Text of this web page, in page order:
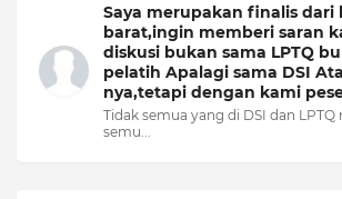
Saya merupakan finalis dari
barat,ingin memberi saran
diskusi bukan sama LPTQ
pelatih Apalagi sama DSI
nya,tetapi dengan kami
Tidak semua yang di DSI dan
semu...